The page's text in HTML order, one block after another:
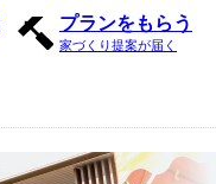
プランをもらう
家づくり提案が届く